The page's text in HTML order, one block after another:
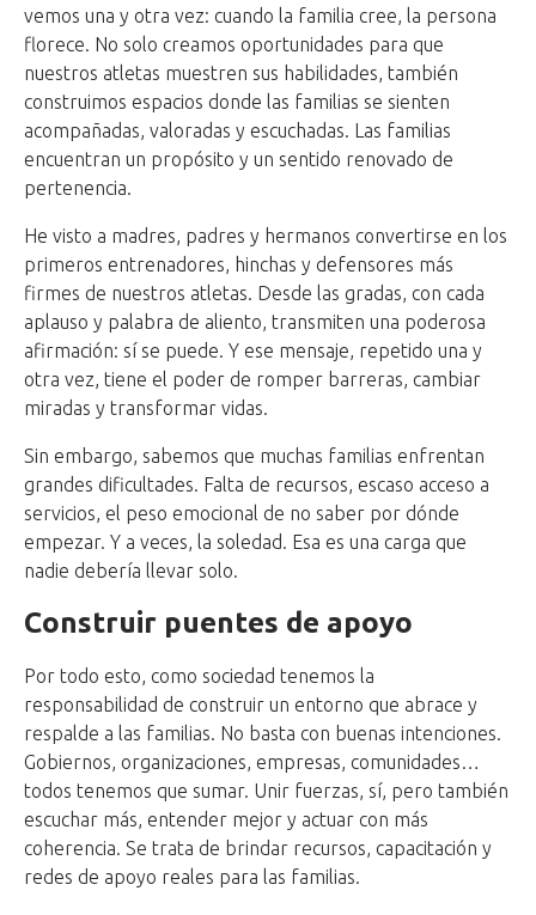
vemos una y otra vez: cuando la familia cree, la persona
florece. No solo creamos oportunidades para que
nuestros atletas muestren sus habilidades, también
construimos espacios donde las familias se sienten
acompañadas, valoradas y escuchadas. Las familias
encuentran un propósito y un sentido renovado de
pertenencia.
He visto a madres, padres y hermanos convertirse en los
primeros entrenadores, hinchas y defensores más
firmes de nuestros atletas. Desde las gradas, con cada
aplauso y palabra de aliento, transmiten una poderosa
afirmación: sí se puede. Y ese mensaje, repetido una y
otra vez, tiene el poder de romper barreras, cambiar
miradas y transformar vidas.
Sin embargo, sabemos que muchas familias enfrentan
grandes dificultades. Falta de recursos, escaso acceso a
servicios, el peso emocional de no saber por dónde
empezar. Y a veces, la soledad. Esa es una carga que
nadie debería llevar solo.
Construir puentes de apoyo
Por todo esto, como sociedad tenemos la
responsabilidad de construir un entorno que abrace y
respalde a las familias. No basta con buenas intenciones.
Gobiernos, organizaciones, empresas, comunidades…
todos tenemos que sumar. Unir fuerzas, sí, pero también
escuchar más, entender mejor y actuar con más
coherencia. Se trata de brindar recursos, capacitación y
redes de apoyo reales para las familias.